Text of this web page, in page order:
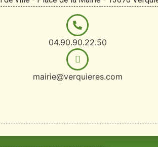
04.90.90.22.50
mairie@verquieres.com